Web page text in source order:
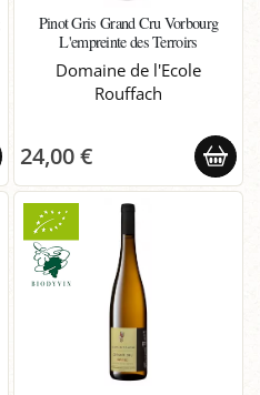
Pinot Gris Grand Cru Vorbourg
L'empreinte des Terroirs
Domaine de l'Ecole
Rouffach
24,00 €